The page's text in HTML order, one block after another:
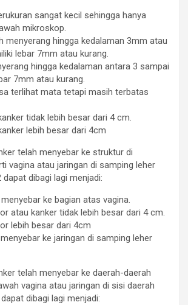
sangat kecil sehingga hanya
mikroskop.
menyerang hingga kedalaman 3mm atau
lebar 7mm atau kurang.
hingga kedalaman antara 3 sampai
7mm atau kurang.
terlihat mata tetapi masih terbatas
tidak lebih besar dari 4 cm.
lebih besar dari 4cm
telah menyebar ke struktur di
vagina atau jaringan di samping leher
dibagi lagi menjadi:
ke bagian atas vagina.
atau kanker tidak lebih besar dari 4 cm.
lebih besar dari 4cm
ke jaringan di samping leher
telah menyebar ke daerah-daerah
vagina atau jaringan di sisi daerah
dibagi lagi menjadi: